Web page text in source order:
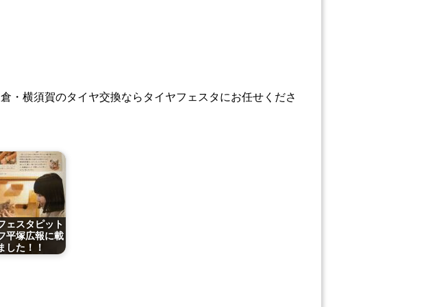
・横須賀のタイヤ交換ならタイヤフェスタにお任せくださ
ェスタピット
平塚広報に載
した！！